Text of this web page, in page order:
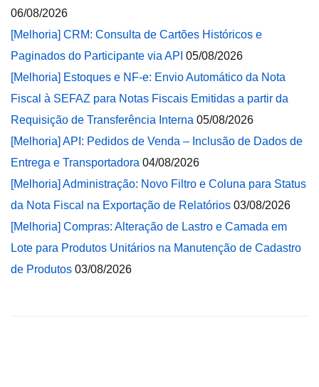
06/08/2026
[Melhoria] CRM: Consulta de Cartões Históricos e
Paginados do Participante via API 05/08/2026
[Melhoria] Estoques e NF-e: Envio Automático da Nota
Fiscal à SEFAZ para Notas Fiscais Emitidas a partir da
Requisição de Transferência Interna 05/08/2026
[Melhoria] API: Pedidos de Venda – Inclusão de Dados de
Entrega e Transportadora 04/08/2026
[Melhoria] Administração: Novo Filtro e Coluna para Status
da Nota Fiscal na Exportação de Relatórios 03/08/2026
[Melhoria] Compras: Alteração de Lastro e Camada em
Lote para Produtos Unitários na Manutenção de Cadastro
de Produtos 03/08/2026